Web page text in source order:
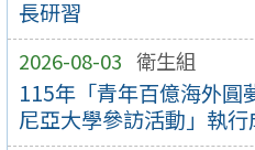
長研習
2026-08-03 衛生組
115年「青年百億海外圓
尼亞大學參訪活動」執行